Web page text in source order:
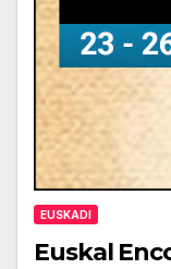
EUSKADI
Euskal